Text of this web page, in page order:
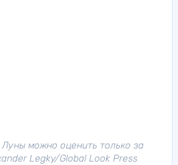
можно оценить только за
Legky/Global Look Press